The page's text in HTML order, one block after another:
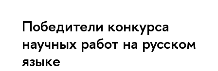
Победители конкурса
научных работ на русском
языке